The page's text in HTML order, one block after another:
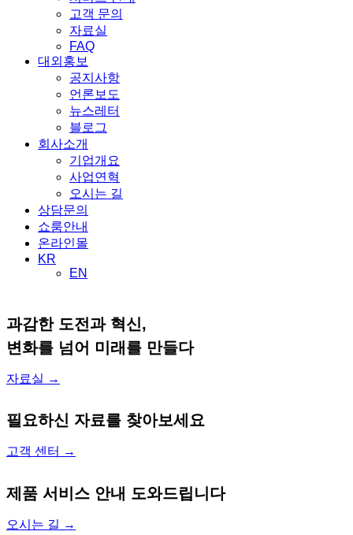
고객 문의
자료실
FAQ
대외홍보
공지사항
언론보도
뉴스레터
블로그
회사소개
기업개요
사업연혁
오시는 길
상담문의
쇼룸안내
온라인몰
KR
EN
과감한 도전과 혁신,
변화를 넘어 미래를 만들다
자료실 →
필요하신 자료를 찾아보세요
고객 센터 →
제품 서비스 안내 도와드립니다
오시는 길 →